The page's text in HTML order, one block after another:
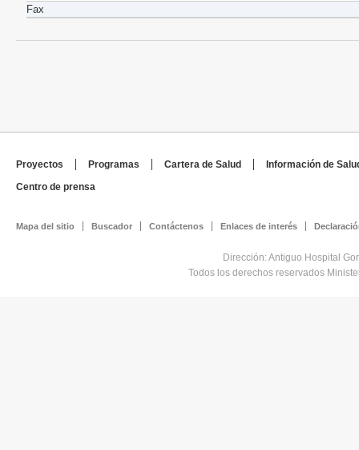
Fax
Proyectos Programas Cartera de Salud
Información de
Centro de prensa
Mapa del sitio Buscador Contáctenos Enlaces de interés
Dirección: Antiguo Hospital
Todos los derechos reservados